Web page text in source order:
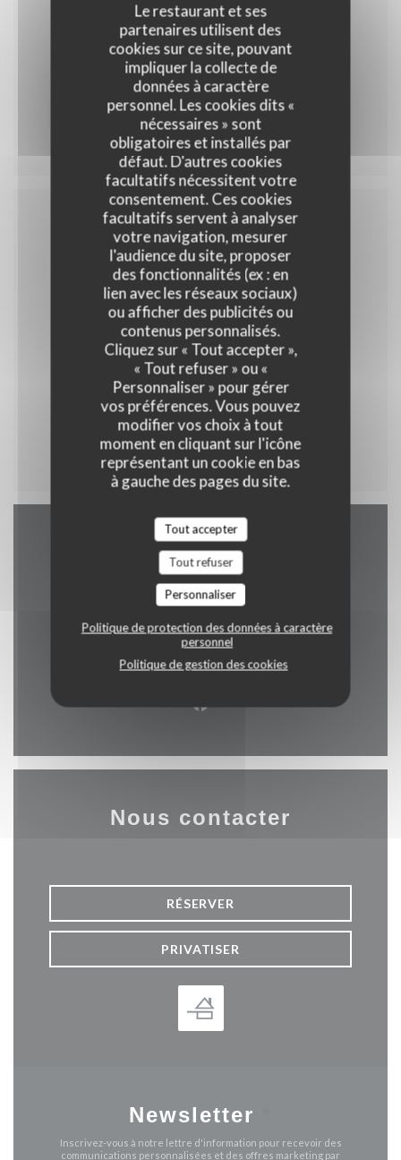
Le restaurant et ses
partenaires utilisent des
cookies sur ce site, pouvant
impliquer la collecte de
données à caractère
personnel. Les cookies dits «
nécessaires » sont
obligatoires et installés par
défaut. D'autres cookies
facultatifs nécessitent votre
consentement. Ces cookies
facultatifs servent à analyser
votre navigation, mesurer
l'audience du site, proposer
des fonctionnalités (ex : en
lien avec les réseaux sociaux)
ou afficher des publicités ou
contenus personnalisés.
Cliquez sur « Tout accepter »,
« Tout refuser » ou «
Personnaliser » pour gérer
vos préférences. Vous pouvez
modifier vos choix à tout
moment en cliquant sur l'icône
représentant un cookie en bas
à gauche des pages du site.
Tout accepter
Tout refuser
Personnaliser
Politique de protection des données à caractère
personnel
Politique de gestion des cookies
35,00 EUR
Menu 35
Menu enfant
10,00 EUR
Menu enfant
Accès/Contact
2 rue alphonse callais 76480 jumieges((ouvre une
02 35 37 24 16
Facebook ((ouvre une
Nous contacter
RÉSERVER
PRIVATISER
Newsletter
Inscrivez-vous à notre lettre d'information pour recevoir des
communications personnalisées et des offres marketing par